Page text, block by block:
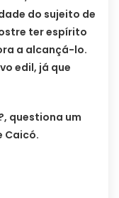
do sujeito de
ter espírito
a alcançá-lo.
edil, já que
questiona um
Caicó.